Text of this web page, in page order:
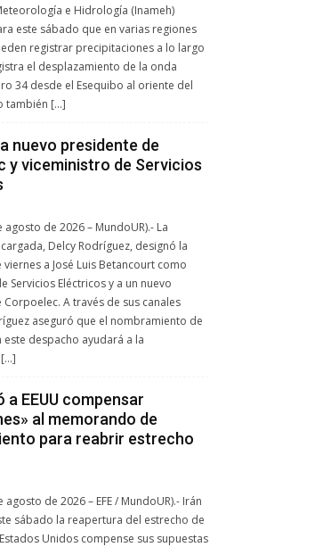
e Hidrología (Inameh)
este sábado que en varias regiones
registrar precipitaciones a lo largo
el desplazamiento de la onda
34 desde el Esequibo al oriente del
también […]
nuevo presidente de
y viceministro de Servicios
agosto de 2026 – MundoUR).- La
Delcy Rodríguez, designó la
viernes a José Luis Betancourt como
Servicios Eléctricos y a un nuevo
A través de sus canales
aseguró que el nombramiento de
este despacho ayudará a la
a EEUU compensar
al memorando de
para reabrir estrecho
agosto de 2026 – EFE / MundoUR).- Irán
sábado la reapertura del estrecho de
Unidos compense sus supuestas